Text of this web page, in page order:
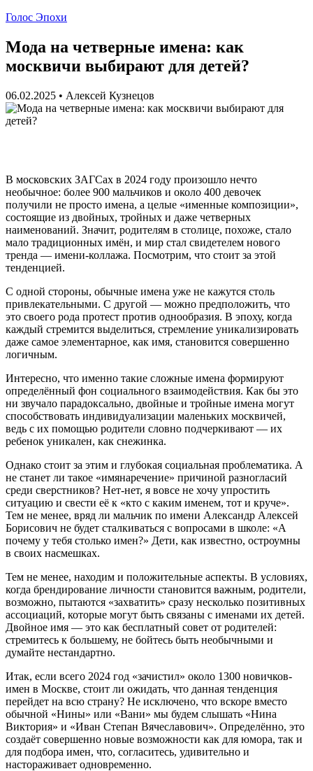
Голос Эпохи
Мода на четверные имена: как
москвичи выбирают для детей?
06.02.2025 • Алексей Кузнецов
В московских ЗАГСах в 2024 году произошло нечто
необычное: более 900 мальчиков и около 400 девочек
получили не просто имена, а целые «именные композиции»,
состоящие из двойных, тройных и даже четверных
наименований. Значит, родителям в столице, похоже, стало
мало традиционных имён, и мир стал свидетелем нового
тренда — имени-коллажа. Посмотрим, что стоит за этой
тенденцией.
С одной стороны, обычные имена уже не кажутся столь
привлекательными. С другой — можно предположить, что
это своего рода протест против однообразия. В эпоху, когда
каждый стремится выделиться, стремление уникализировать
даже самое элементарное, как имя, становится совершенно
логичным.
Интересно, что именно такие сложные имена формируют
определённый фон социального взаимодействия. Как бы это
ни звучало парадоксально, двойные и тройные имена могут
способствовать индивидуализации маленьких москвичей,
ведь с их помощью родители словно подчеркивают — их
ребенок уникален, как снежинка.
Однако стоит за этим и глубокая социальная проблематика. А
не станет ли такое «имянаречение» причиной разногласий
среди сверстников? Нет-нет, я вовсе не хочу упростить
ситуацию и свести её к «кто с каким именем, тот и круче».
Тем не менее, вряд ли мальчик по имени Александр Алексей
Борисович не будет сталкиваться с вопросами в школе: «А
почему у тебя столько имен?» Дети, как известно, остроумны
в своих насмешках.
Тем не менее, находим и положительные аспекты. В условиях,
когда брендирование личности становится важным, родители,
возможно, пытаются «захватить» сразу несколько позитивных
ассоциаций, которые могут быть связаны с именами их детей.
Двойное имя — это как бесплатный совет от родителей:
стремитесь к большему, не бойтесь быть необычными и
думайте нестандартно.
Итак, если всего 2024 год «зачистил» около 1300 новичков-
имен в Москве, стоит ли ожидать, что данная тенденция
перейдет на всю страну? Не исключено, что вскоре вместо
обычной «Нины» или «Вани» мы будем слышать «Нина
Виктория» и «Иван Степан Вячеславович». Определённо, это
создаёт совершенно новые возможности как для юмора, так и
для подбора имен, что, согласитесь, удивительно и
настораживает одновременно.